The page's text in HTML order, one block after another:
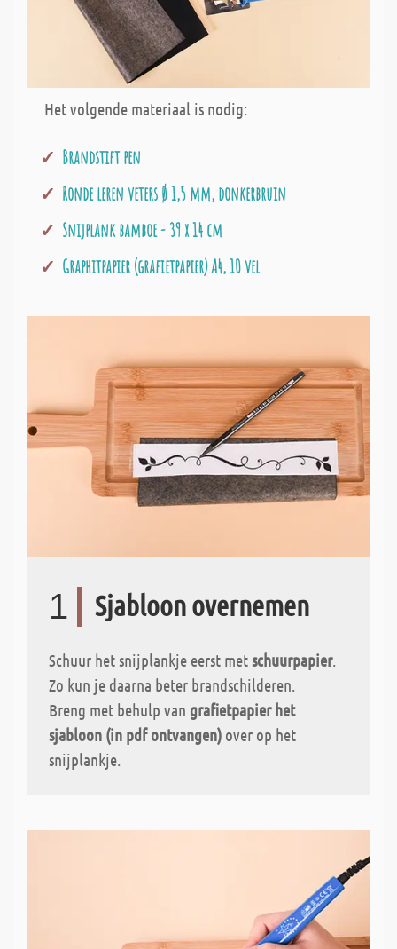
Het volgende materiaal is nodig:
Brandstift pen
Ronde leren veters Ø 1,5 mm, donkerbruin
Snijplank bamboe - 39 x 14 cm
Graphitpapier (grafietpapier) A4, 10 vel
1 Sjabloon overnemen
Schuur het snijplankje eerst metschuurpapier.
Zo kun je daarna beter brandschilderen.
Breng met behulp van grafietpapier het
sjabloon (in pdf ontvangen) over op het
snijplankje.